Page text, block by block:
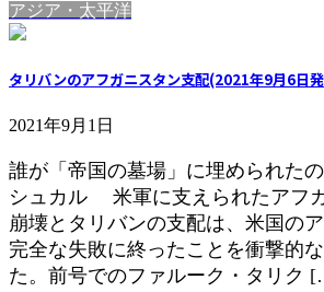
アジア・太平洋
タリバンのアフガニスタン支配(2021年9月6日
2021年9月1日
誰が「帝国の墓場」に埋められた
シュカル 米軍に支えられたアフ
崩壊とタリバンの支配は、米国の
完全な失敗に終ったことを衝撃的
た。前号でのファルーク・タリク